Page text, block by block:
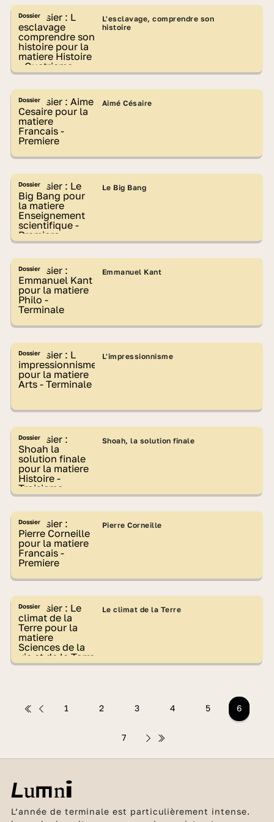
Dossier
L'esclavage, comprendre son
histoire
Dossier Aimé Césaire
Dossier Le Big Bang
Dossier Emmanuel Kant
Dossier L'impressionnisme
Dossier Shoah, la solution finale
Dossier Pierre Corneille
Dossier Le climat de la Terre
1 2 3 4 5 6
7
L’année de terminale est particulièrement intense.